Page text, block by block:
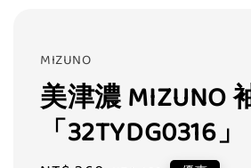
MIZUNO
美津濃 MIZUNO
「32TYDG0316」